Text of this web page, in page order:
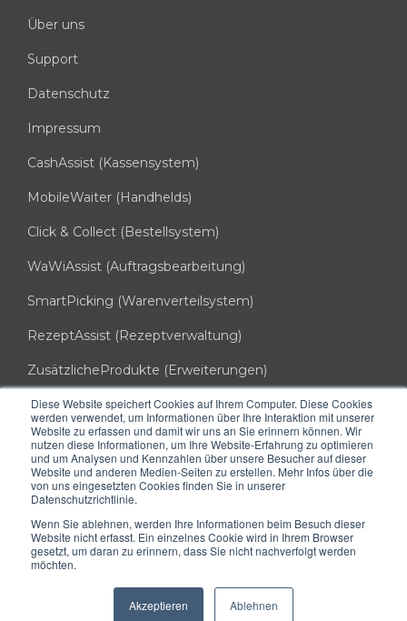
Diese Website speichert Cookies auf Ihrem Computer. Diese Cookies
werden verwendet, um Informationen über Ihre Interaktion mit unserer
Website zu erfassen und damit wir uns an Sie erinnern können. Wir
nutzen diese Informationen, um Ihre Website-Erfahrung zu optimieren
und um Analysen und Kennzahlen über unsere Besucher auf dieser
Website und anderen Medien-Seiten zu erstellen. Mehr Infos über die
von uns eingesetzten Cookies finden Sie in unserer
Datenschutzrichtlinie.
Wenn Sie ablehnen, werden Ihre Informationen beim Besuch dieser
Website nicht erfasst. Ein einzelnes Cookie wird in Ihrem Browser
gesetzt, um daran zu erinnern, dass Sie nicht nachverfolgt werden
möchten.
Akzeptieren Ablehnen
Über uns
Support
Datenschutz
Impressum
CashAssist (Kassensystem)
MobileWaiter (Handhelds)
Click & Collect (Bestellsystem)
WaWiAssist (Auftragsbearbeitung)
SmartPicking (Warenverteilsystem)
RezeptAssist (Rezeptverwaltung)
ZusätzlicheProdukte (Erweiterungen)
info@hssoft.de
0721 754 037 50
HS-Soft AG
kuia office (3. OG)
Hinterbergstrasse 16
6312 Steinhausen ZG
Copyright © 2026 HS-Soft. Alle Rechte vorbehalten.